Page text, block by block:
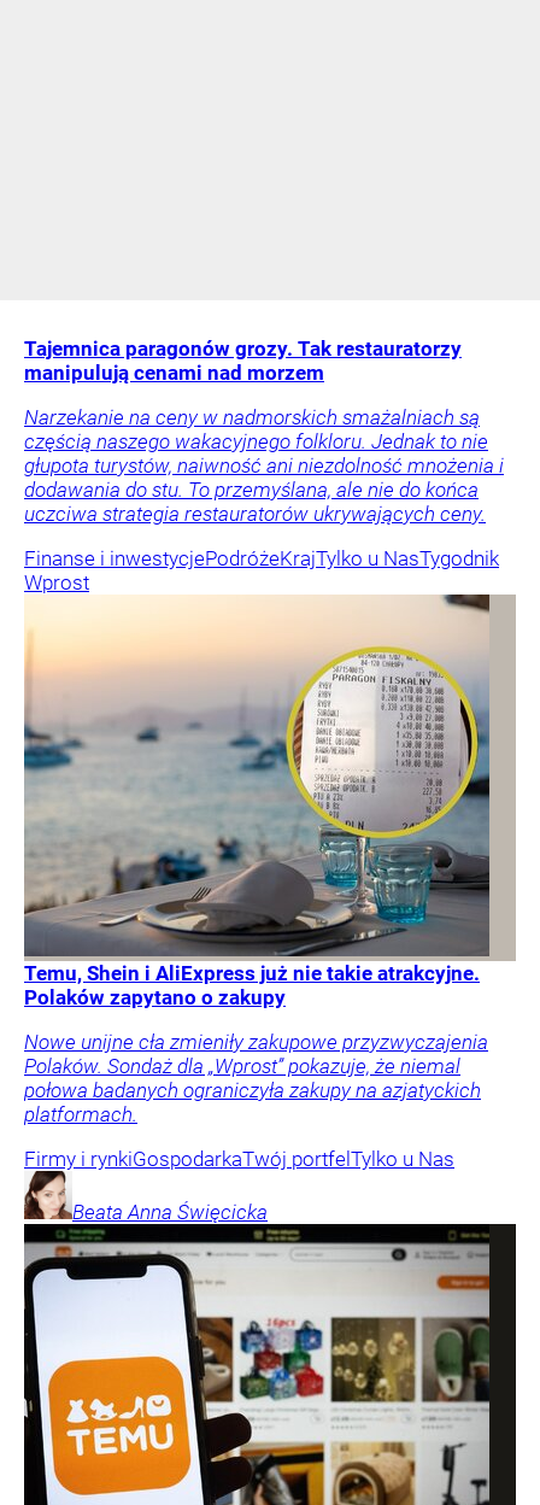
Tajemnica paragonów grozy. Tak restauratorzy
manipulują cenami nad morzem
Narzekanie na ceny w nadmorskich smażalniach są
częścią naszego wakacyjnego folkloru. Jednak to nie
głupota turystów, naiwność ani niezdolność mnożenia i
dodawania do stu. To przemyślana, ale nie do końca
uczciwa strategia restauratorów ukrywających ceny.
Finanse i inwestycjePodróżeKrajTylko u NasTygodnik
Wprost
Temu, Shein i AliExpress już nie takie atrakcyjne.
Polaków zapytano o zakupy
Nowe unijne cła zmieniły zakupowe przyzwyczajenia
Polaków. Sondaż dla „Wprost” pokazuje, że niemal
połowa badanych ograniczyła zakupy na azjatyckich
platformach.
Firmy i rynkiGospodarkaTwój portfel Tylko u Nas
Beata Anna Święcicka